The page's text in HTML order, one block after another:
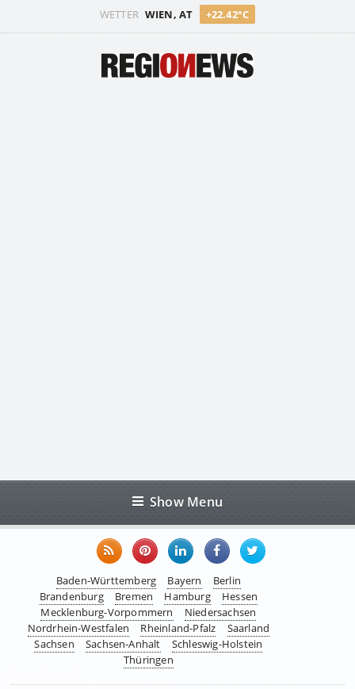
WETTER WIEN, AT +22.42°C
Show Menu
Baden-Württemberg Bayern
Berlin
Brandenburg
Bremen Hamburg
Hessen
Mecklenburg-Vorpommern
Niedersachsen
Nordrhein-Westfalen
Rheinland-Pfalz
Saarland
Sachsen
Sachsen-Anhalt
Schleswig-Holstein
Thüringen